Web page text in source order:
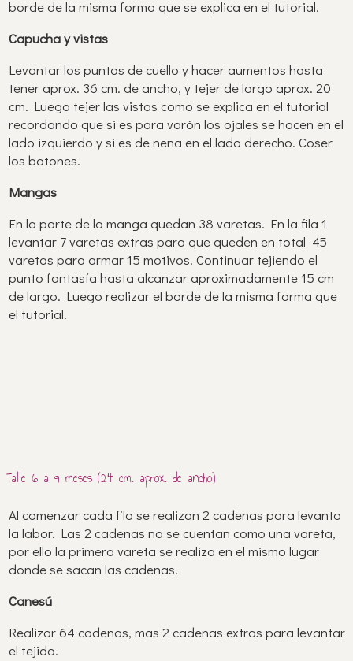
borde de la misma forma que se explica en el tutorial.
Capucha y vistas
Levantar los puntos de cuello y hacer aumentos hasta
tener aprox. 36 cm. de ancho, y tejer de largo aprox. 20
cm. Luego tejer las vistas como se explica en el tutorial
recordando que si es para varón los ojales se hacen en el
lado izquierdo y si es de nena en el lado derecho. Coser
los botones.
Mangas
En la parte de la manga quedan 38 varetas. En la fila 1
levantar 7 varetas extras para que queden en total 45
varetas para armar 15 motivos. Continuar tejiendo el
punto fantasía hasta alcanzar aproximadamente 15 cm
de largo. Luego realizar el borde de la misma forma que
el tutorial.
Talle 6 a 9 meses (24 cm. aprox. de ancho)
Al comenzar cada fila se realizan 2 cadenas para levanta
la labor. Las 2 cadenas no se cuentan como una vareta,
por ello la primera vareta se realiza en el mismo lugar
donde se sacan las cadenas.
Canesú
Realizar 64 cadenas, mas 2 cadenas extras para levantar
el tejido.